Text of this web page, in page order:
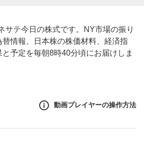
サテ今日の株式です。NY市場の振り
情報、日本株の株価材料、経済指
予定を毎朝8時40分頃にお届けしま
動画プレイヤーの操作方法